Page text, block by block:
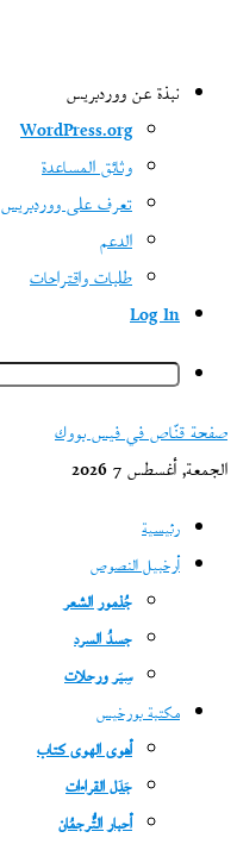
نبذة عن ووردبريس
WordPress.org
وثائق المساعدة
تعرف على ووردبريس
الدعم
طلبات واقتراحات
Log In
صفحة قنّاص في فيس بووك
الجمعة, أغسطس 7 2026
رئيسية
أرخبيل النصوص
جُذمور الشعر
جسدُ السرد
سِيَر ورحلات
مكتبة بورخيس
أهوى الهوى كتاب
جَدَل القراءات
أحبار التُّرجمُان